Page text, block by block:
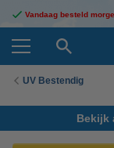
Vandaag besteld
UV Bestendig
Bekijk